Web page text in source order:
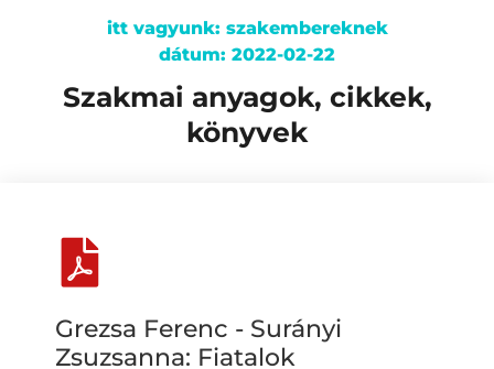
itt vagyunk: szakembereknek
dátum: 2022-02-22
Szakmai anyagok, cikkek,
könyvek
Grezsa Ferenc - Surányi
Zsuzsanna: Fiatalok